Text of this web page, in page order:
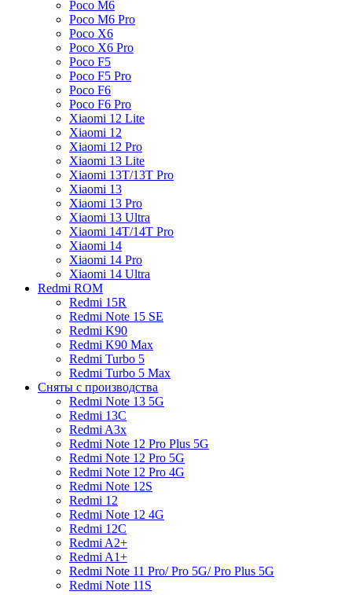
Poco M6
Poco M6 Pro
Poco X6
Poco X6 Pro
Poco F5
Poco F5 Pro
Poco F6
Poco F6 Pro
Xiaomi 12 Lite
Xiaomi 12
Xiaomi 12 Pro
Xiaomi 13 Lite
Xiaomi 13T/13T Pro
Xiaomi 13
Xiaomi 13 Pro
Xiaomi 13 Ultra
Xiaomi 14T/14T Pro
Xiaomi 14
Xiaomi 14 Pro
Xiaomi 14 Ultra
Redmi ROM
Redmi 15R
Redmi Note 15 SE
Redmi K90
Redmi K90 Max
Redmi Turbo 5
Redmi Turbo 5 Max
Сняты с производства
Redmi Note 13 5G
Redmi 13C
Redmi A3x
Redmi Note 12 Pro Plus 5G
Redmi Note 12 Pro 5G
Redmi Note 12 Pro 4G
Redmi Note 12S
Redmi 12
Redmi Note 12 4G
Redmi 12C
Redmi A2+
Redmi A1+
Redmi Note 11 Pro/ Pro 5G/ Pro Plus 5G
Redmi Note 11S